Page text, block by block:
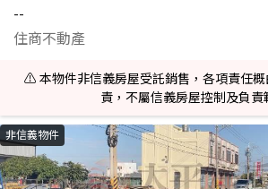
--
住商不動產
⚠️ 本物件非信義房屋受託銷售，各項責任概
責，不屬信義房屋控制及負責
非信義物件